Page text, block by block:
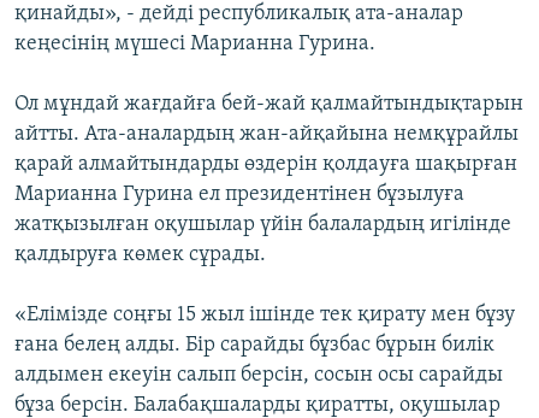
қинайды», - дейді республикалық ата-аналар
кеңесінің мүшесі Марианна Гурина.
Ол мұндай жағдайға бей-жай қалмайтындықтарын
айтты. Ата-аналардың жан-айқайына немқұрайлы
қарай алмайтындарды өздерін қолдауға шақырған
Марианна Гурина ел президентінен бұзылуға
жатқызылған оқушылар үйін балалардың игілінде
қалдыруға көмек сұрады.
«Елімізде соңғы 15 жыл ішінде тек қирату мен бұзу
ғана белең алды. Бір сарайды бұзбас бұрын билік
алдымен екеуін салып берсін, сосын осы сарайды
бұза берсін. Балабақшаларды қиратты, оқушылар